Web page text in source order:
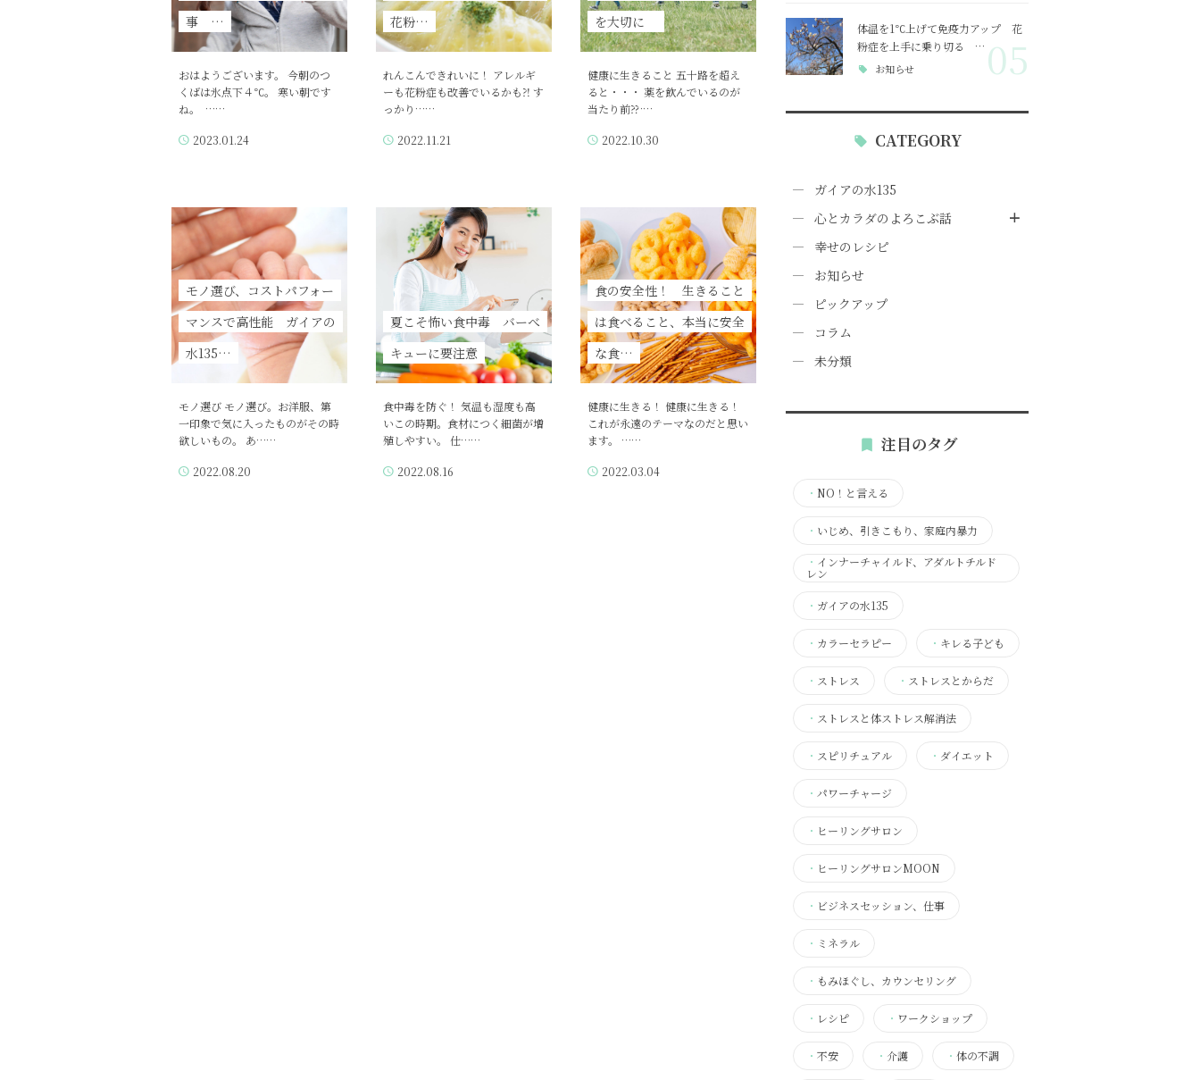
事 …
おはようございます。 今朝のつ
くばは氷点下４℃。 寒い朝です
ね。 ……
2023.01.24
花粉…
れんこんできれいに！ アレルギ
ーも花粉症も改善でいるかも⁈ す
っかり……
2022.11.21
を大切に
健康に生きること 五十路を超え
ると・・・ 薬を飲んでいるのが
当たり前⁇ ……
2022.10.30
モノ選び、コストパフォー
マンスで高性能 ガイアの
水135…
モノ選び モノ選び。お洋服、第
一印象で気に入ったものがその時
欲しいもの。 あ……
2022.08.20
夏こそ怖い食中毒 バーべ
キューに要注意
食中毒を防ぐ！ 気温も湿度も高
いこの時期。食材につく細菌が増
殖しやすい。 仕……
2022.08.16
食の安全性！ 生きること
は食べること、本当に安全
な食…
健康に生きる！ 健康に生きる！
これが永遠のテーマなのだと思い
ます。 ……
2022.03.04
体温を1℃上げて免疫力アップ 花
粉症を上手に乗り切る …
お知らせ 05
CATEGORY
ガイアの水135
心とカラダのよろこぶ話
幸せのレシピ
お知らせ
ピックアップ
コラム
未分類
注目のタグ
・ NO！と言える
・ いじめ、引きこもり、家庭内暴力
・ インナーチャイルド、アダルトチルド
レン
・ ガイアの水135
・ カラーセラピー ・ キレる子ども
・ ストレス ・ ストレスとからだ
・ ストレスと体ストレス解消法
・ スピリチュアル ・ ダイエット
・ パワーチャージ
・ ヒーリングサロン
・ ヒーリングサロンMOON
・ ビジネスセッション、仕事
・ ミネラル
・ もみほぐし、カウンセリング
・ レシピ ・ ワークショップ
・ 不安 ・ 介護 ・ 体の不調